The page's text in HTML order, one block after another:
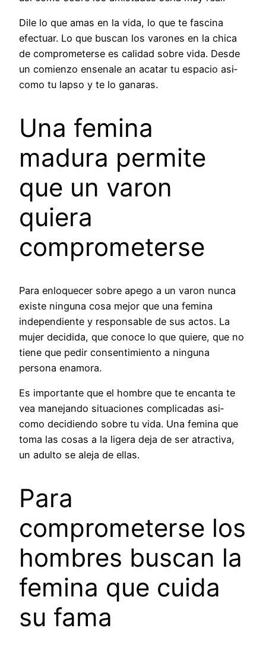
Dile lo que amas en la vida, lo que te fascina
efectuar. Lo que buscan los varones en la chica
de comprometerse es calidad sobre vida. Desde
un comienzo ensenale an acatar tu espacio asi­
como tu lapso y te lo ganaras.
Una femina
madura permite
que un varon
quiera
comprometerse
Para enloquecer sobre apego a un varon nunca
existe ninguna cosa mejor que una femina
independiente y responsable de sus actos. La
mujer decidida, que conoce lo que quiere, que no
tiene que pedir consentimiento a ninguna
persona enamora.
Es importante que el hombre que te encanta te
vea manejando situaciones complicadas asi­
como decidiendo sobre tu vida. Una femina que
toma las cosas a la ligera deja de ser atractiva,
un adulto se aleja de ellas.
Para
comprometerse los
hombres buscan la
femina que cuida
su fama